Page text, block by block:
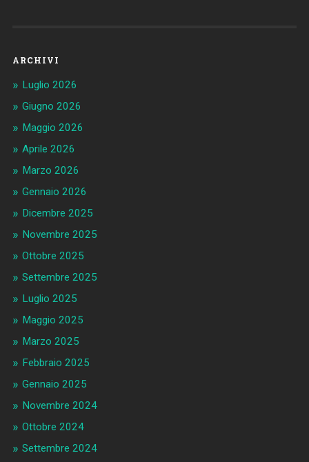
ARCHIVI
Luglio 2026
Giugno 2026
Maggio 2026
Aprile 2026
Marzo 2026
Gennaio 2026
Dicembre 2025
Novembre 2025
Ottobre 2025
Settembre 2025
Luglio 2025
Maggio 2025
Marzo 2025
Febbraio 2025
Gennaio 2025
Novembre 2024
Ottobre 2024
Settembre 2024